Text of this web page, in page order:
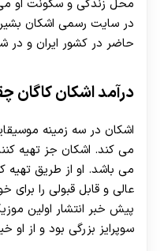
محل زندگی و سکونت او
در سایت رسمی اشکان
حاضر در کشور ایران و در
درآمد اشکان کاگان
اشکان در سه زمینه
می کند. اشکان جز تهیه
می باشد. او از طریق تهیه
عالی و قابل قبولی را
پیش خبر انتشار اولین
سوپرایز بزرگی بود و از او